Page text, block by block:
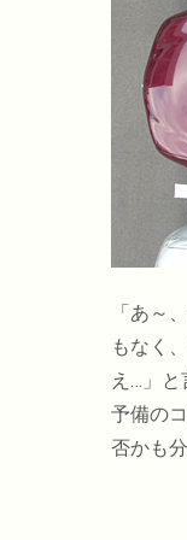
「あ～
もなく
え…」
予備の
否かも